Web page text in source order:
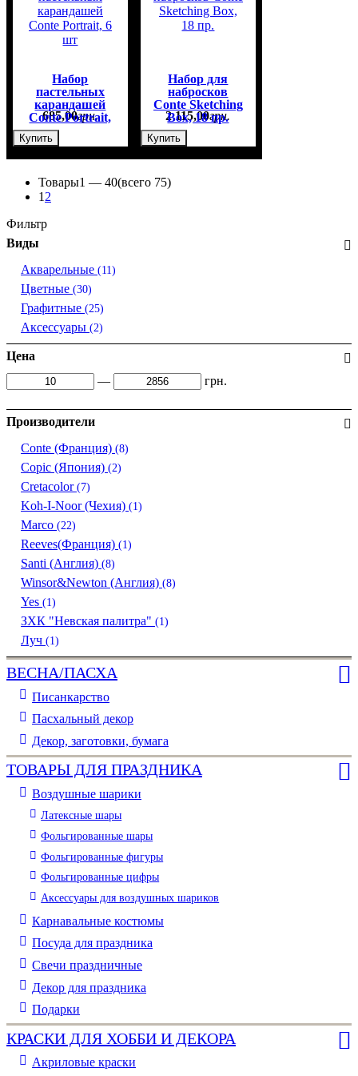
Набор
пастельных
карандашей
Conte Portrait,
6 шт
685,00грн.
Купить
Набор для
набросков
Conte Sketching
Box, 18 пр.
2 115,00грн.
Купить
Товары1 — 40(всего 75)
1 2
Фильтр
Виды
Акварельные (11)
Цветные (30)
Графитные (25)
Аксессуары (2)
Цена
—
грн.
Производители
Conte (Франция) (8)
Copic (Япония) (2)
Cretacolor(7)
Koh-I-Noor (Чехия) (1)
Marco (22)
Reeves(Франция) (1)
Santi (Англия) (8)
Winsor&Newton (Англия) (8)
Yes (1)
ЗХК "Невская палитра" (1)
Луч (1)
ВЕСНА/ПАСХА
Писанкарство
Пасхальный декор
Декор, заготовки, бумага
ТОВАРЫ ДЛЯ ПРАЗДНИКА
Воздушные шарики
Латексные шары
Фольгированные шары
Фольгированные фигуры
Фольгированные цифры
Аксессуары для воздушных шариков
Карнавальные костюмы
Посуда для праздника
Свечи праздничные
Декор для праздника
Подарки
КРАСКИ ДЛЯ ХОББИ И ДЕКОРА
Акриловые краски